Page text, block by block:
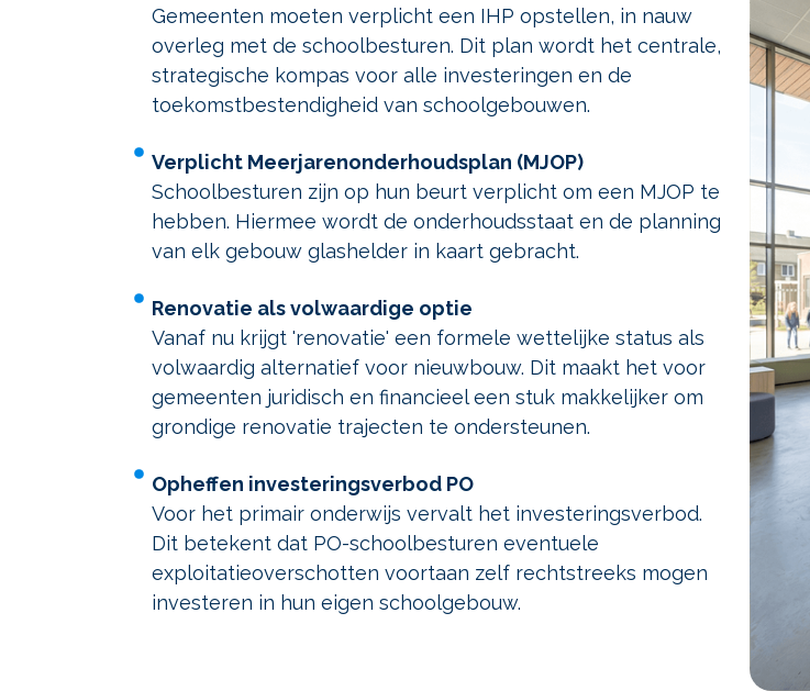
Gemeenten moeten verplicht een IHP opstellen, in nauw
overleg met de schoolbesturen. Dit plan wordt het centrale,
strategische kompas voor alle investeringen en de
toekomstbestendigheid van schoolgebouwen.
Verplicht Meerjarenonderhoudsplan (MJOP)
Schoolbesturen zijn op hun beurt verplicht om een MJOP te
hebben. Hiermee wordt de onderhoudsstaat en de planning
van elk gebouw glashelder in kaart gebracht.
Renovatie als volwaardige optie
Vanaf nu krijgt 'renovatie' een formele wettelijke status als
volwaardig alternatief voor nieuwbouw. Dit maakt het voor
gemeenten juridisch en financieel een stuk makkelijker om
grondige renovatie trajecten te ondersteunen.
Opheffen investeringsverbod PO
Voor het primair onderwijs vervalt het investeringsverbod.
Dit betekent dat PO-schoolbesturen eventuele
exploitatieoverschotten voortaan zelf rechtstreeks mogen
investeren in hun eigen schoolgebouw.